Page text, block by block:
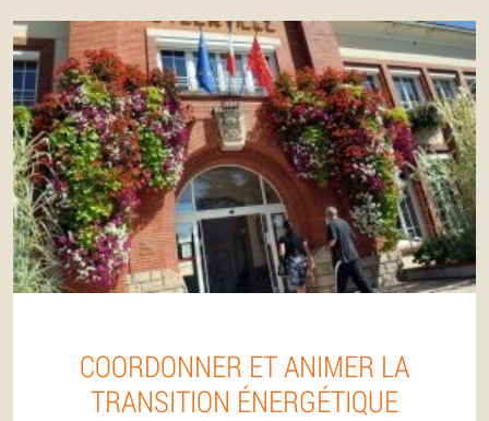
COORDONNER ET ANIMER LA
TRANSITION ÉNERGÉTIQUE